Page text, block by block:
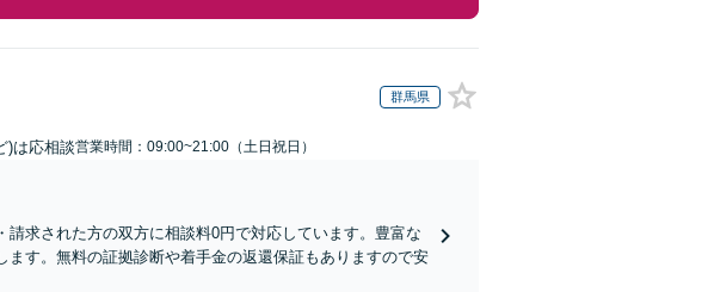
群馬県
)は応相談営業時間：09:00~21:00（土日祝日）
請求された方の双方に相談料0円で対応しています。豊富な
す。無料の証拠診断や着手金の返還保証もありますので安